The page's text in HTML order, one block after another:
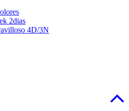
2dias
4D/3N